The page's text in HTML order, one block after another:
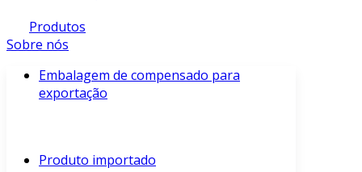
Produtos
Sobre nós
Embalagem de compensado para
exportação
Produto importado